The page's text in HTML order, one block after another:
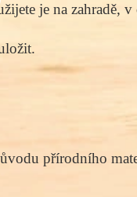
je na zahradě,
přírodního